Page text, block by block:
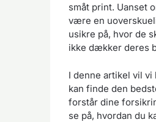
småt print. Uanset
være en
usikre på, hvor de
ikke dækker deres
I denne artikel vil
kan finde den
forstår dine
se på, hvordan du